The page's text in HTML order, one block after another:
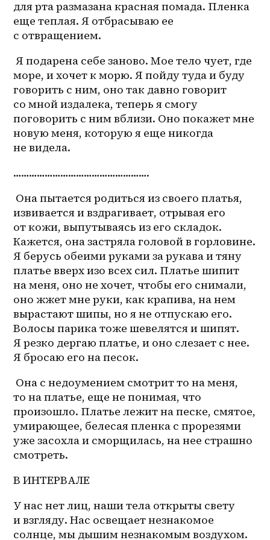
для рта размазана красная помада. Пленка
еще теплая. Я отбрасываю ее
с отвращением.
Я подарена себе заново. Мое тело чует, где
море, и хочет к морю. Я пойду туда и буду
говорить с ним, оно так давно говорит
со мной издалека, теперь я смогу
поговорить с ним вблизи. Оно покажет мне
новую меня, которую я еще никогда
не видела.
…………………………………………….
извивается и вздрагивает, отрывая его
от кожи, выпутываясь из его складок.
Кажется, она застряла головой в горловине.
Я берусь обеими руками за рукава и тяну
платье вверх изо всех сил. Платье шипит
на меня, оно не хочет, чтобы его снимали,
оно жжет мне руки, как крапива, на нем
вырастают шипы, но я не отпускаю его.
Волосы парика тоже шевелятся и шипят.
Я резко дергаю платье, и оно слезает с нее.
Я бросаю его на песок.
то на платье, еще не понимая, что
произошло. Платье лежит на песке, смятое,
умирающее, белесая пленка с прорезями
уже засохла и сморщилась, на нее страшно
смотреть.
В ИНТЕРВАЛЕ
У нас нет лиц, наши тела открыты свету
и взгляду. Нас освещает незнакомое
солнце, мы дышим незнакомым воздухом.